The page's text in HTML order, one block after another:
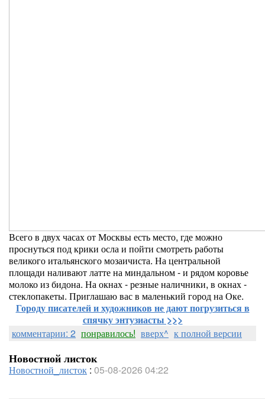
Всего в двух часах от Москвы есть место, где можно
проснуться под крики осла и пойти смотреть работы
великого итальянского мозаичиста. На центральной
площади наливают латте на миндальном - и рядом коровье
молоко из бидона. На окнах - резные наличники, в окнах -
стеклопакеты. Приглашаю вас в маленький город на Оке.
Городу писателей и художников не дают погрузиться в
спячку энтузиасты >>>
комментарии: 2 понравилось! вверх^ к полной версии
Новостной листок
Новостной_листок : 05-08-2026 04:22